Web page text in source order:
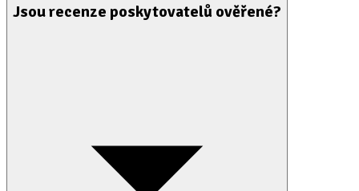
Jsou recenze poskytovatelů ověřené?